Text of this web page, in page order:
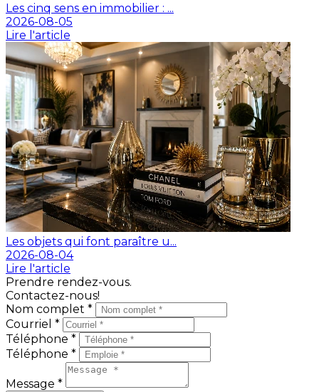
Les cinq sens en immobilier : ...
2026-08-05
Lire l'article
Les objets qui font paraître u...
2026-08-04
Lire l'article
Prendre rendez-vous.
Contactez-nous!
Nom complet *
Courriel *
Téléphone *
Téléphone *
Message *